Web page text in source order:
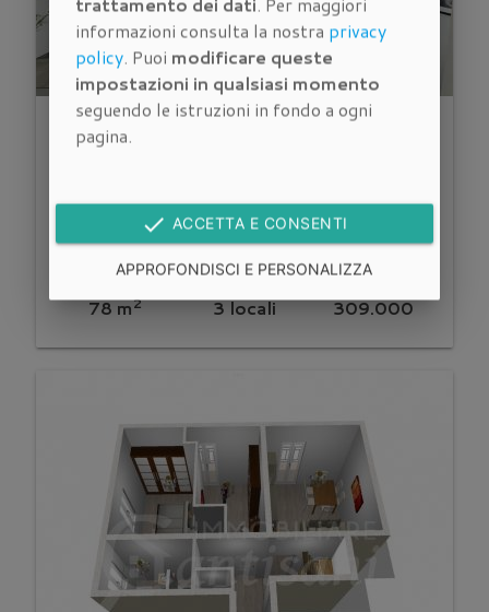
Trilocale ristrutturato con 2 bagni
Firenze Vendita
square_foot
78 m2
space_dashboard
3 locali
euro_symbol
309.000
informazioni consulta la nostra privacy
policy. Puoi modificare queste
impostazioni in qualsiasi momento
seguendo le istruzioni in fondo a ogni
pagina.
done ACCETTA E CONSENTI
APPROFONDISCI E PERSONALIZZA